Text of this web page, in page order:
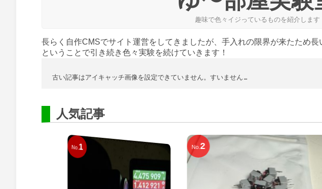
趣味で色々イジっているものを紹介します
長らく自作CMSでサイト運営をしてきましたが、手入れの限界が来たため
ということで引き続き色々実験を続けていきます！
古い記事はアイキャッチ画像を設定できていません。すいません…
人気記事
No. 1 No.2